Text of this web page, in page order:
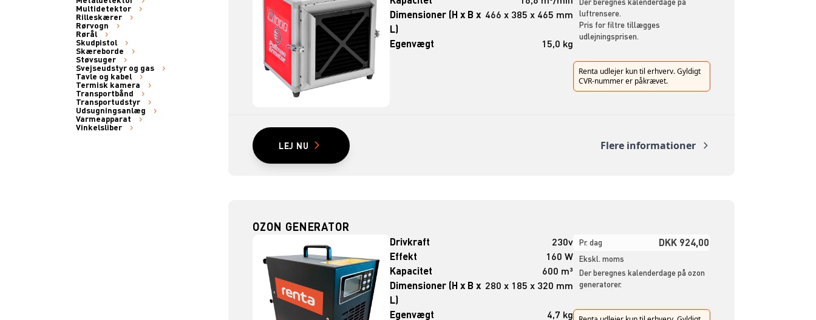
Multidetektor
Rilleskærer
Rørvogn
Rørål
Skudpistol
Skæreborde
Støvsuger
Svejseudstyr og gas
Tavle og kabel
Termisk kamera
Transportbånd
Transportudstyr
Udsugningsanlæg
Varmeapparat
Vinkelsliber
Dimensioner (H x B x
L)
466 x 385 x 465 mm
Egenvægt 15,0 kg
luftrensere.
Pris for filtre tillægges
udlejningsprisen.
Renta udlejer kun til erhverv. Gyldigt
CVR-nummer er påkrævet.
LEJ NU Flere informationer
OZON GENERATOR
Drivkraft
230v
Effekt
160 W
Kapacitet
600 m³
Dimensioner (H x B x
L)
280 x 185 x 320 mm
Egenvægt 4,7 kg
Pr. dag DKK 924,00
Ekskl. moms
Der beregnes kalenderdage på ozon
generatorer.